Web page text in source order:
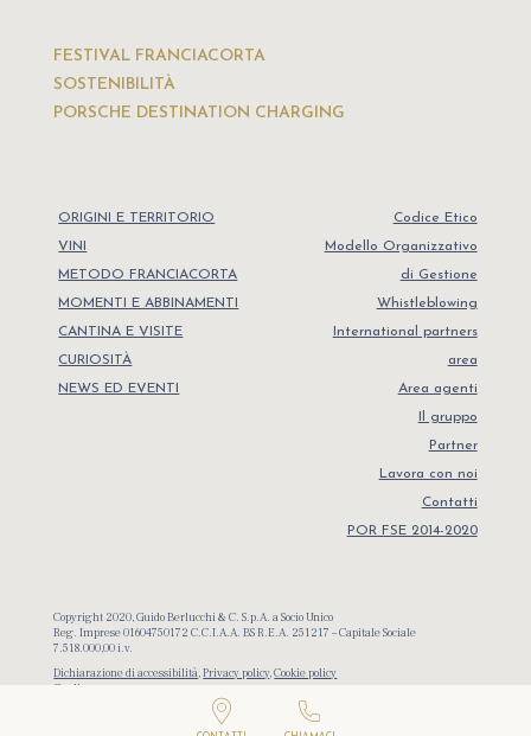
FESTIVAL FRANCIACORTA
SOSTENIBILITÀ
PORSCHE DESTINATION CHARGING
ORIGINI E TERRITORIO
VINI
METODO FRANCIACORTA
MOMENTI E ABBINAMENTI
CANTINA E VISITE
CURIOSITÀ
NEWS ED EVENTI
Codice Etico
Modello Organizzativo
di Gestione
Whistleblowing
International partners
area
Area agenti
Il gruppo
Partner
Lavora con noi
Contatti
POR FSE 2014-2020
Copyright 2020, Guido Berlucchi & C. S.p.A. a Socio Unico
Reg. Imprese 01604750172 C.C.I.A.A. BS R.E.A. 251217 – Capitale Sociale
7.518.000,00 i.v.
Dichiarazione di accessibilità,Privacy policy,Cookie policy
Credits